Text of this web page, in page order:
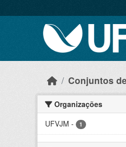
Conjuntos
Organizações
UFVJM - 1